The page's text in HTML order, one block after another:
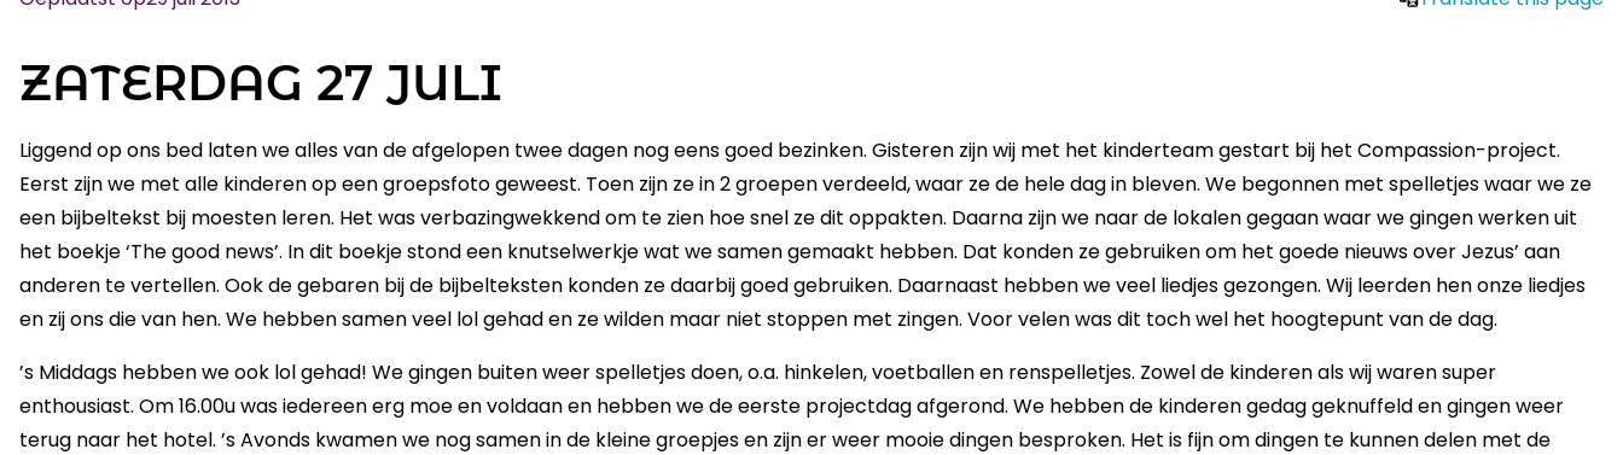
ZATERDAG 27 JULI
Liggend op ons bed laten we alles van de afgelopen twee dagen nog eens goed bezinken. Gisteren zijn wij met het kinderteam gestart bij het Compassion-project.
Eerst zijn we met alle kinderen op een groepsfoto geweest. Toen zijn ze in 2 groepen verdeeld, waar ze de hele dag in bleven. We begonnen met spelletjes waar we ze
een bijbeltekst bij moesten leren. Het was verbazingwekkend om te zien hoe snel ze dit oppakten. Daarna zijn we naar de lokalen gegaan waar we gingen werken uit
het boekje ‘The good news’. In dit boekje stond een knutselwerkje wat we samen gemaakt hebben. Dat konden ze gebruiken om het goede nieuws over Jezus’ aan
anderen te vertellen. Ook de gebaren bij de bijbelteksten konden ze daarbij goed gebruiken. Daarnaast hebben we veel liedjes gezongen. Wij leerden hen onze liedjes
en zij ons die van hen. We hebben samen veel lol gehad en ze wilden maar niet stoppen met zingen. Voor velen was dit toch wel het hoogtepunt van de dag.
’s Middags hebben we ook lol gehad! We gingen buiten weer spelletjes doen, o.a. hinkelen, voetballen en renspelletjes. Zowel de kinderen als wij waren super
enthousiast. Om 16.00u was iedereen erg moe en voldaan en hebben we de eerste projectdag afgerond. We hebben de kinderen gedag geknuffeld en gingen weer
terug naar het hotel. ’s Avonds kwamen we nog samen in de kleine groepjes en zijn er weer mooie dingen besproken. Het is fijn om dingen te kunnen delen met de